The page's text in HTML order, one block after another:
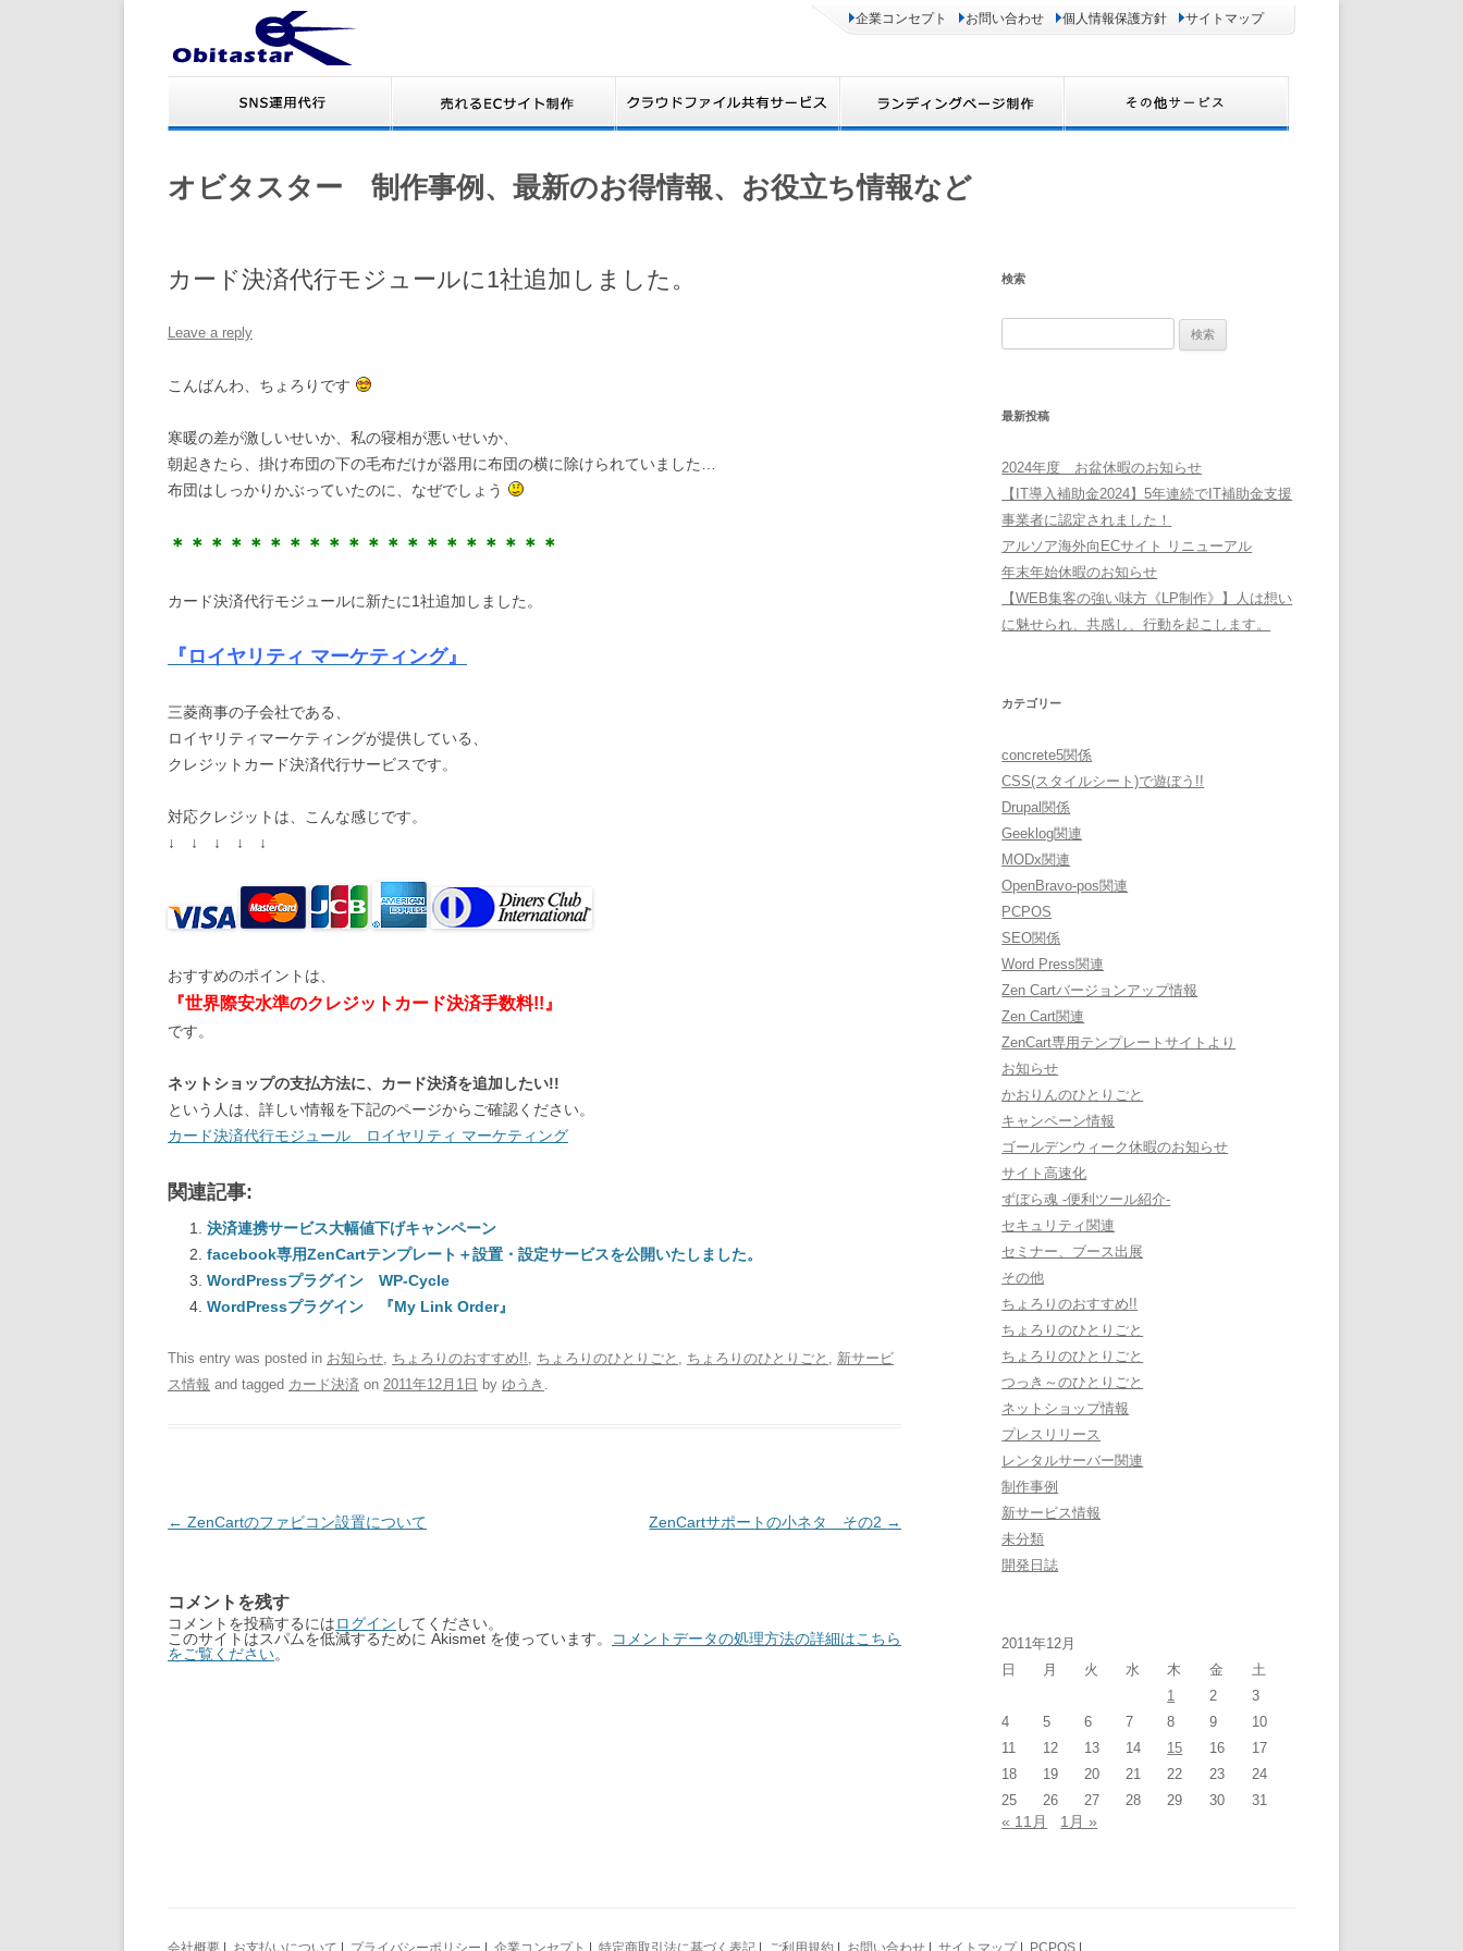
企業コンセプト お問い合わせ 個人情報保護方針 サイトマップ
オビタスター 制作事例、最新のお得情報、お役立ち情報など
カード決済代行モジュールに1社追加しました。
Leave a reply
こんばんわ、ちょろりです
寒暖の差が激しいせいか、私の寝相が悪いせいか、
朝起きたら、掛け布団の下の毛布だけが器用に布団の横に除けられていました…
布団はしっかりかぶっていたのに、なぜでしょう
＊＊＊＊＊＊＊＊＊＊＊＊＊＊＊＊＊＊＊＊
カード決済代行モジュールに新たに1社追加しました。
『ロイヤリティ マーケティング』
三菱商事の子会社である、
ロイヤリティマーケティングが提供している、
クレジットカード決済代行サービスです。
対応クレジットは、こんな感じです。
↓ ↓ ↓ ↓ ↓
おすすめのポイントは、
『世界際安水準のクレジットカード決済手数料!!』
です。
ネットショップの支払方法に、カード決済を追加したい!!
という人は、詳しい情報を下記のページからご確認ください。
カード決済代行モジュール ロイヤリティ マーケティング
関連記事:
決済連携サービス大幅値下げキャンペーン
facebook専用ZenCartテンプレート＋設置・設定サービスを公開いたしました。
WordPressプラグイン WP-Cycle
WordPressプラグイン 『My Link Order』
This entry was posted in お知らせ, ちょろりのおすすめ!!, ちょろりのひとりごと , ちょろりのひとりごと , 新サービ
ス情報 and tagged カード決済 on 2011年12月1日 by ゆうき .
Post
← ZenCartのファビコン設置について ZenCartサポートの小ネタ その2 →
コメントを残す
コメントを投稿するにはログイン してください。
このサイトはスパムを低減するために Akismet を使っています。
コメントデータの処理方法の詳細はこちら
をご覧ください。
検索
最新投稿
2024年度 お盆休暇のお知らせ
【IT導入補助金2024】5年連続でIT補助金支援
事業者に認定されました！
アルソア海外向ECサイト リニューアル
年末年始休暇のお知らせ
【WEB集客の強い味方《LP制作》】人は想い
に魅せられ、共感し、行動を起こします。
カテゴリー
concrete5関係
CSS(スタイルシート)で遊ぼう!!
Drupal関係
Geeklog関連
MODx関連
OpenBravo-pos関連
PCPOS
SEO関係
Word Press関連
Zen Cartバージョンアップ情報
Zen Cart関連
ZenCart専用テンプレートサイトより
お知らせ
かおりんのひとりごと
キャンペーン情報
ゴールデンウィーク休暇のお知らせ
サイト高速化
ずぼら魂 -便利ツール紹介-
セキュリティ関連
セミナー、ブース出展
その他
ちょろりのおすすめ!!
ちょろりのひとりごと
ちょろりのひとりごと
つっき～のひとりごと
ネットショップ情報
プレスリリース
レンタルサーバー関連
制作事例
新サービス情報
未分類
開発日誌
2011年12月
日
月 火 水 木 金
土
1
2
3
4
5 6 7 8 9
10
11
12 13 14 15 16
17
18
19 20 21 22 23
24
25
26 27 28 29 30 31
« 11月 1月 »
会社概要 お支払いについて プライバシーポリシー 企業コンセプト 特定商取引法に基づく表記 ご利用規約 お問い合わせ サイトマップ| PCPOS